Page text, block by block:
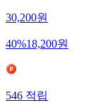
30,200원
40%18,200원
546 적립